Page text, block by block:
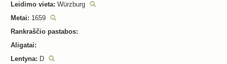
Leidimo vieta: Würzburg
Metai: 1659
Rankraščio pastabos:
Aligatai:
Lentyna: D